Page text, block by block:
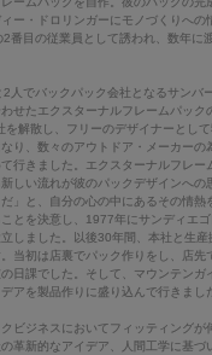
ー・ドロリンガーにモノづくりへの
番目の従業員として誘われ、数年に
人でバックパック会社となるサンバ
せたエクスターナルフレームパック
を解散し、フリーのデザイナーとし
り、数々のアウトドア・メーカー
行きました。エクスターナルフレー
しい流れが彼のパックデザインへの
」と、自分の心の中にあるその情熱
とを決意し、1977年にサンディエ
しました。以後30年間、本社と生
当初は店裏でパック作りをし、店先
日課でした。そして、マウンテンガ
アを製品作りに盛り込んで行きまし
ビジネスにおいてフィッティングが
革新的なアイデア、人間工学に基づ